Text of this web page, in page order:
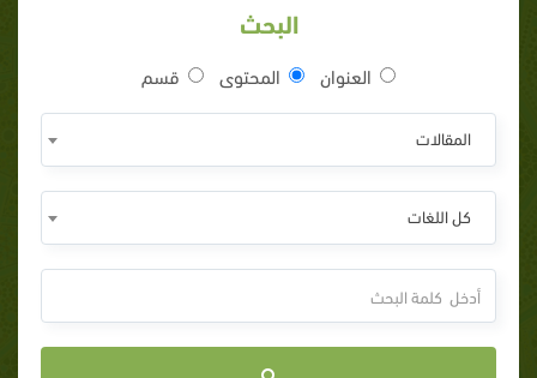
البحث
العنوان المحتوى قسم
المقالات
كل اللغات